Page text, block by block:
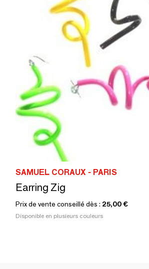
SAMUEL CORAUX - PARIS
Earring Zig
Prix de vente conseillé dès : 25,00 €
Disponible en plusieurs couleurs